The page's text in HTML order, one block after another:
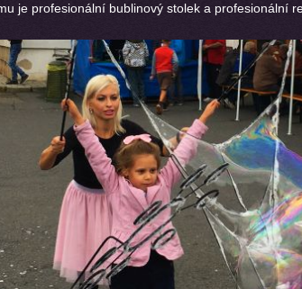
je profesionální bublinový stolek a profesionální